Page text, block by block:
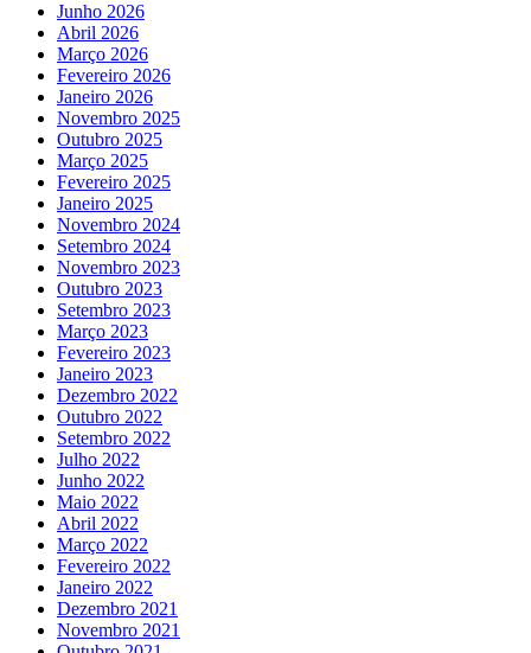
Junho 2026
Abril 2026
Março 2026
Fevereiro 2026
Janeiro 2026
Novembro 2025
Outubro 2025
Março 2025
Fevereiro 2025
Janeiro 2025
Novembro 2024
Setembro 2024
Novembro 2023
Outubro 2023
Setembro 2023
Março 2023
Fevereiro 2023
Janeiro 2023
Dezembro 2022
Outubro 2022
Setembro 2022
Julho 2022
Junho 2022
Maio 2022
Abril 2022
Março 2022
Fevereiro 2022
Janeiro 2022
Dezembro 2021
Novembro 2021